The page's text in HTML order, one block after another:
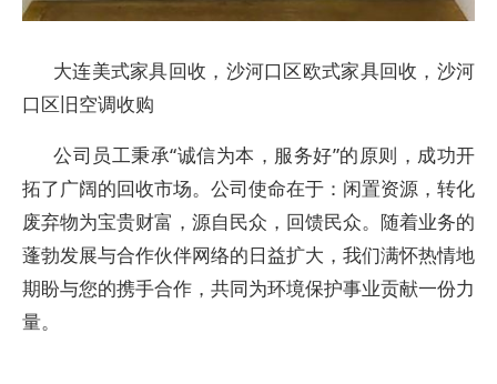
大连美式家具回收，沙河口区欧式家具回收，沙河
口区旧空调收购
公司员工秉承“诚信为本，服务好”的原则，成功开
拓了广阔的回收市场。公司使命在于：闲置资源，转化
废弃物为宝贵财富，源自民众，回馈民众。随着业务的
蓬勃发展与合作伙伴网络的日益扩大，我们满怀热情地
期盼与您的携手合作，共同为环境保护事业贡献一份力
量。